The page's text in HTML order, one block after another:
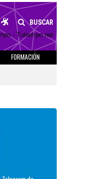
BUSCAR
- Tutiempo.net
FORMACIÓN